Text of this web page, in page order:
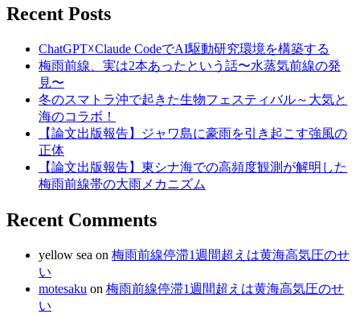
Recent Posts
ChatGPT☓Claude CodeでAI駆動研究環境を構築する
梅雨前線、実は2本あったという話〜水蒸気前線の発
見〜
冬のスマトラ沖で起きた生物フェスティバル～大気と
海のコラボ！
【論文出版報告】ジャワ島に豪雨を引き起こす強風の
正体
【論文出版報告】東シナ海での高頻度観測が解明した
梅雨前線帯の大雨メカニズム
Recent Comments
yellow sea on 梅雨前線停滞1週間超えは黄海高気圧のせ
い
motesaku on 梅雨前線停滞1週間超えは黄海高気圧のせ
い